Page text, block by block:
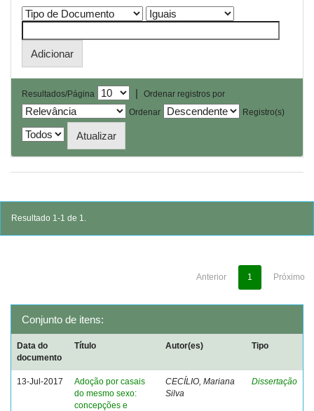
Resultados/Página |
Ordenar registros por
Ordenar
Registro(s)
Resultado 1-1 de 1.
Anterior 1 Próximo
Conjunto de itens:
Data do
documento
Título Autor(es) Tipo
13-Jul-2017
Adoção por casais
do mesmo sexo:
concepções e
CECÍLIO, Mariana
Silva
Dissertação